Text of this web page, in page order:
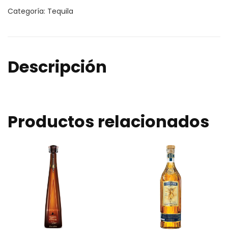
Categoría: Tequila
Descripción
Productos relacionados